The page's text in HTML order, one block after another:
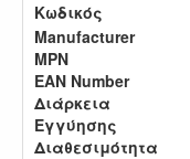
Κωδικός
Manufacturer
MPN
EAN Number
Διάρκεια
Εγγύησης
Διαθεσιμότητα